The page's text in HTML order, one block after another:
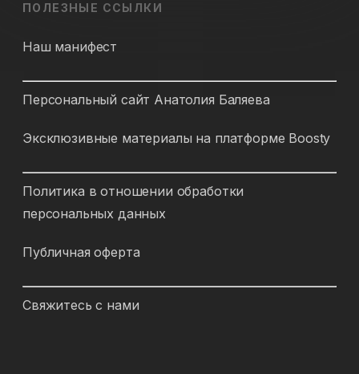
ПОЛЕЗНЫЕ ССЫЛКИ
Наш манифест
Персональный сайт Анатолия Баляева
Эксклюзивные материалы на платформе Boosty
Политика в отношении обработки
персональных данных
Публичная оферта
Свяжитесь с нами